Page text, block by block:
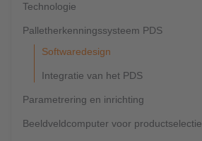
Technologie
Palletherkenningssysteem PDS
Softwaredesign
Integratie van het PDS
Parametrering en inrichting
Beeldveldcomputer voor productselectie